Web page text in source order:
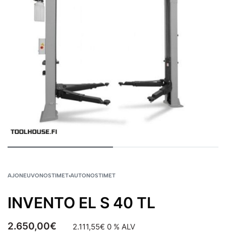
AJONEUVONOSTIMET›AUTONOSTIMET
INVENTO EL S 40 TL
2.650,00€ 2.111,55€ 0 % ALV